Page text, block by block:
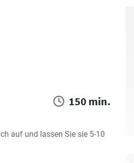
150 min.
auf und lassen Sie sie 5-10